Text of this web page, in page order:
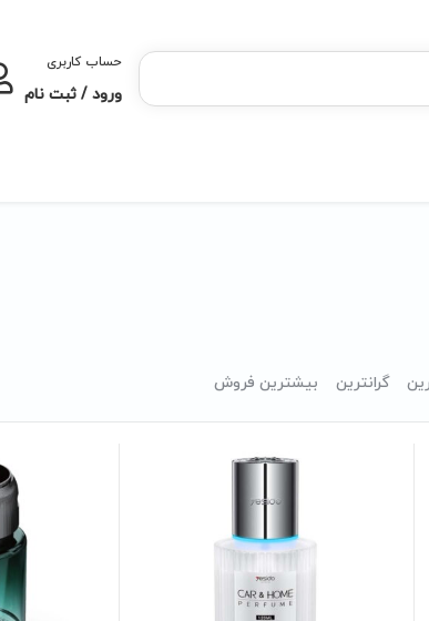
حساب کاربری
ورود / ثبت نام
گرانترین بیشترین فروش